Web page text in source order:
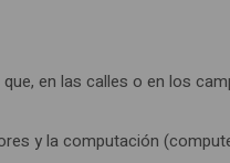
en las calles o en los
y la computación